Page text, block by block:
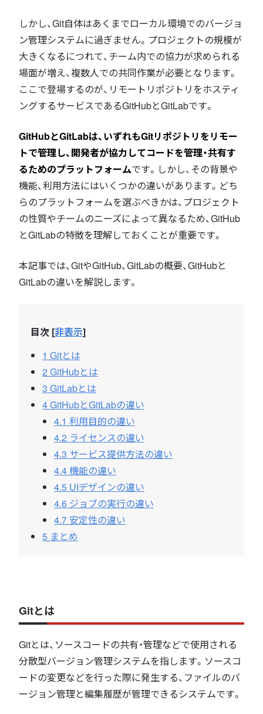
しかし、Git自体はあくまでローカル環境でのバージョ
ン管理システムに過ぎません。プロジェクトの規模が
大きくなるにつれて、チーム内での協力が求められる
場面が増え、複数人での共同作業が必要となります。
ここで登場するのが、リモートリポジトリをホスティ
ングするサービスであるGitHubとGitLabです。
GitHubとGitLabは、いずれもGitリポジトリをリモー
トで管理し、開発者が協力してコードを管理・共有す
るためのプラットフォームです。しかし、その背景や
機能、利用方法にはいくつかの違いがあります。どち
らのプラットフォームを選ぶべきかは、プロジェクト
の性質やチームのニーズによって異なるため、GitHub
とGitLabの特徴を理解しておくことが重要です。
本記事では、GitやGitHub、GitLabの概要、GitHubと
GitLabの違いを解説します。
目次 [非表示]
1 Gitとは
2 GitHubとは
3 GitLabとは
4GitHubとGitLabの違い
4.1 利用目的の違い
4.2 ライセンスの違い
4.3 サービス提供方法の違い
4.4機能の違い
4.5 UIデザインの違い
4.6 ジョブの実行の違い
4.7 安定性の違い
5 まとめ
Gitとは
Gitとは、ソースコードの共有・管理などで使用される
分散型バージョン管理システムを指します。ソースコ
ードの変更などを行った際に発生する、ファイルのバ
ージョン管理と編集履歴が管理できるシステムです。